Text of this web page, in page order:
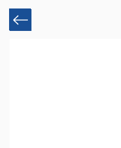
Previous